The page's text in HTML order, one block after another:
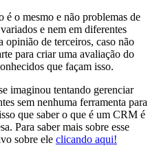
é o mesmo e não problemas de
e nem em diferentes
opinião de terceiros, caso não
para criar uma avaliação do
que façam isso.
imaginou tentando gerenciar
sem nenhuma ferramenta para
que saber o que é um CRM é
Para saber mais sobre esse
sobre ele clicando aqui!